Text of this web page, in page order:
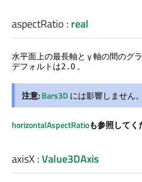
aspectRatio : real
水平面上の最長軸と y 軸の間のグ
デフォルトは2.0 。
注意:Bars3Dには影響しません。
horizontalAspectRatioも参照してく
axisX:Value3DAxis